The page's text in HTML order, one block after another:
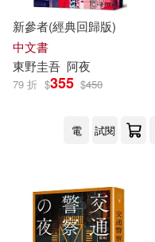
新參者(經典回歸版)
中文書
東野圭吾 阿夜
79 折 $355 $450
電 試閱